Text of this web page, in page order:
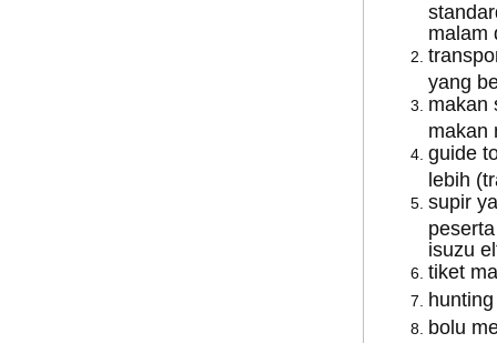
malam
yang
makan
makan
guide
lebih
supir
isuzu
tiket
bolu